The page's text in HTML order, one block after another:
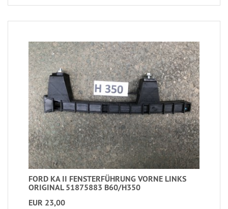
FORD KA II FENSTERFÜHRUNG VORNE LINKS
ORIGINAL 51875883 B60/H350
EUR 23,00